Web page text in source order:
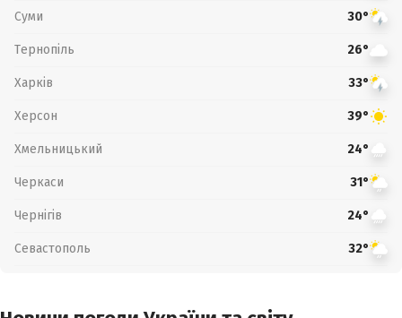
Суми 30°
Тернопіль 26°
Харків 33°
Херсон 39°
Хмельницький 24°
Черкаси 31°
Чернігів 24°
Севастополь 32°